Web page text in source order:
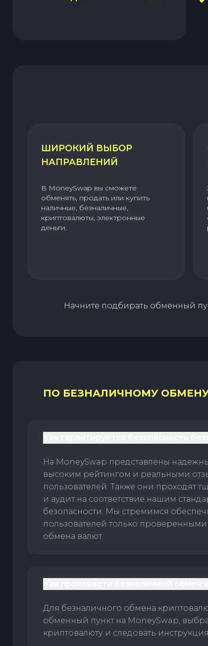
ШИРОКИЙ ВЫБОР
НАПРАВЛЕНИЙ
В MoneySwap вы сможете
обменять, продать или купить
наличные, безналичные,
криптовалюты, электронные
деньги.
Начните подбирать обменный
ПО БЕЗНАЛИЧНОМУ
На MoneySwap представлены
высоким рейтингом и реальными
пользователей. Также они проходят
и аудит на соответствие нашим
безопасности. Мы стремимся
пользователей только
обмена валют.
Для безналичного обмена
обменный пункт на MoneySwap,
криптовалюту и следовать